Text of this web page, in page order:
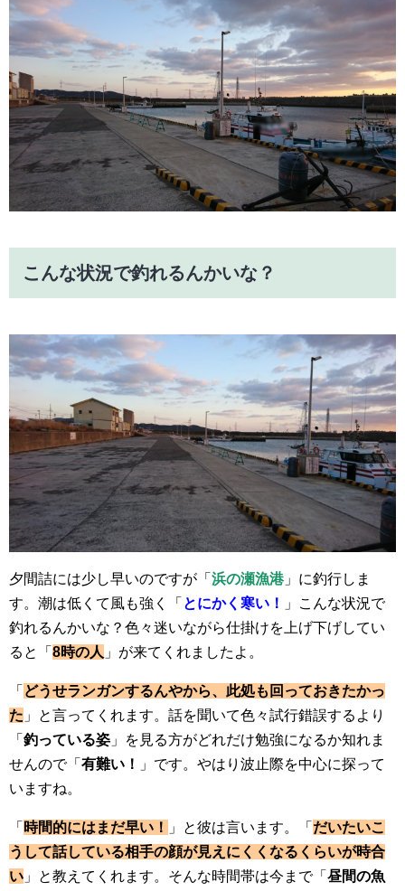
こんな状況で釣れるんかいな？
夕間詰には少し早いのですが「 浜の瀬漁港」に釣行しま
す。潮は低くて風も強く「 とにかく寒い！
」こんな状況で
釣れるんかいな？色々迷いながら仕掛けを上げ下げしてい
ると「 8時の人 」が来てくれましたよ。
「 どうせランガンするんやから、此処も回っておきたかっ
た 」と言ってくれます。話を聞いて色々試行錯誤するより
「 釣っている姿 」を見る方がどれだけ勉強になるか知れま
せんので「 有難い！
」です。やはり波止際を中心に探って
いますね。
「 時間的にはまだ早い！ 」と彼は言います。「 だいたいこ
うして話している相手の顔が見えにくくなるくらいが時合
い 」と教えてくれます。そんな時間帯は今まで「 昼間の魚